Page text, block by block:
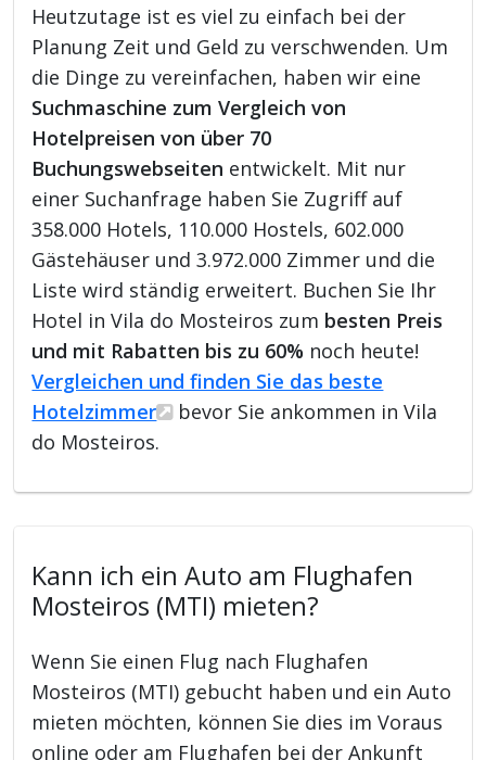
Heutzutage ist es viel zu einfach bei der
Planung Zeit und Geld zu verschwenden. Um
die Dinge zu vereinfachen, haben wir eine
Suchmaschine zum Vergleich von
Hotelpreisen von über 70
Buchungswebseiten entwickelt. Mit nur
einer Suchanfrage haben Sie Zugriff auf
358.000 Hotels, 110.000 Hostels, 602.000
Gästehäuser und 3.972.000 Zimmer und die
Liste wird ständig erweitert. Buchen Sie Ihr
Hotel in Vila do Mosteiros zum besten Preis
und mit Rabatten bis zu 60% noch heute!
Vergleichen und finden Sie das beste
Hotelzimmer
bevor Sie ankommen in Vila
do Mosteiros.
Kann ich ein Auto am Flughafen
Mosteiros (MTI) mieten?
Wenn Sie einen Flug nach Flughafen
Mosteiros (MTI) gebucht haben und ein Auto
mieten möchten, können Sie dies im Voraus
online oder am Flughafen bei der Ankunft